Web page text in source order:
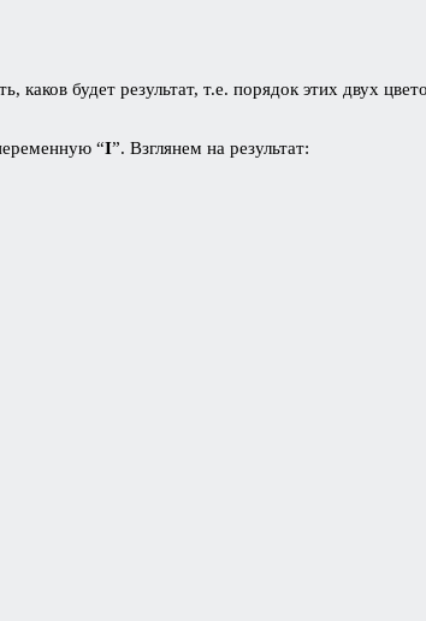
будет результат, т.е. порядок этих двух
“I”. Взглянем на результат: